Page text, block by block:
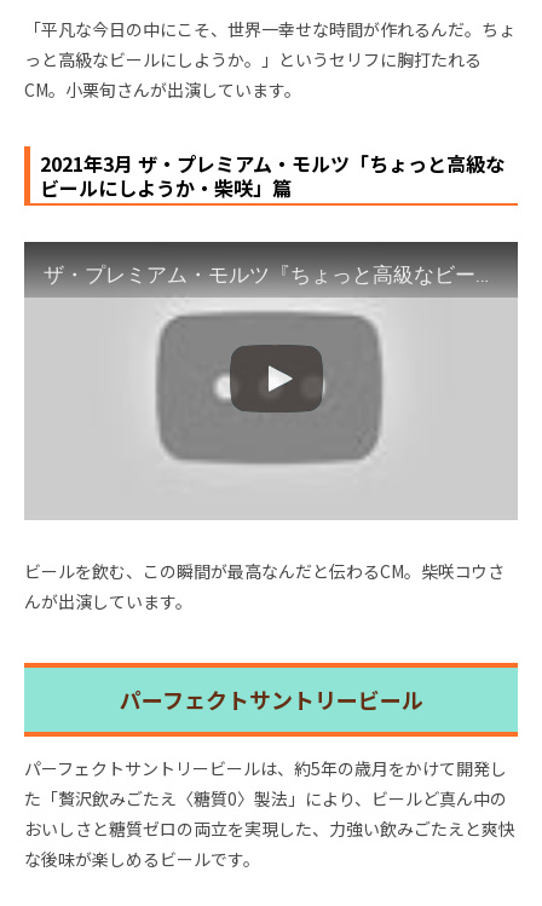
「平凡な今日の中にこそ、世界一幸せな時間が作れるんだ。ちょ
っと高級なビールにしようか。」というセリフに胸打たれる
CM。小栗旬さんが出演しています。
2021年3月 ザ・プレミアム・モルツ「ちょっと高級な
ビールにしようか・柴咲」篇
ザ・プレミアム・モルツ『ちょっと高級なビールにしようか・柴咲』篇 15秒 柴咲コウ サントリー CM
ビールを飲む、この瞬間が最高なんだと伝わるCM。柴咲コウさ
んが出演しています。
パーフェクトサントリービール
パーフェクトサントリービールは、約5年の歳月をかけて開発し
た「贅沢飲みごたえ〈糖質0〉製法」により、ビールど真ん中の
おいしさと糖質ゼロの両立を実現した、力強い飲みごたえと爽快
な後味が楽しめるビールです。